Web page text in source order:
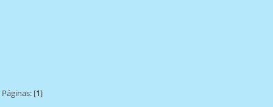
Páginas: [1]